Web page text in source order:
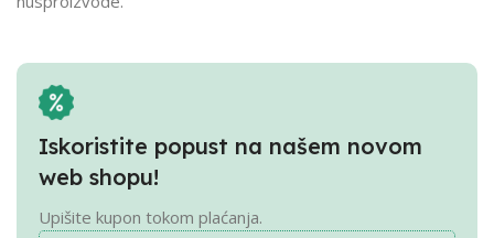
Iskoristite popust na našem novom
web shopu!
Upišite kupon tokom plaćanja.